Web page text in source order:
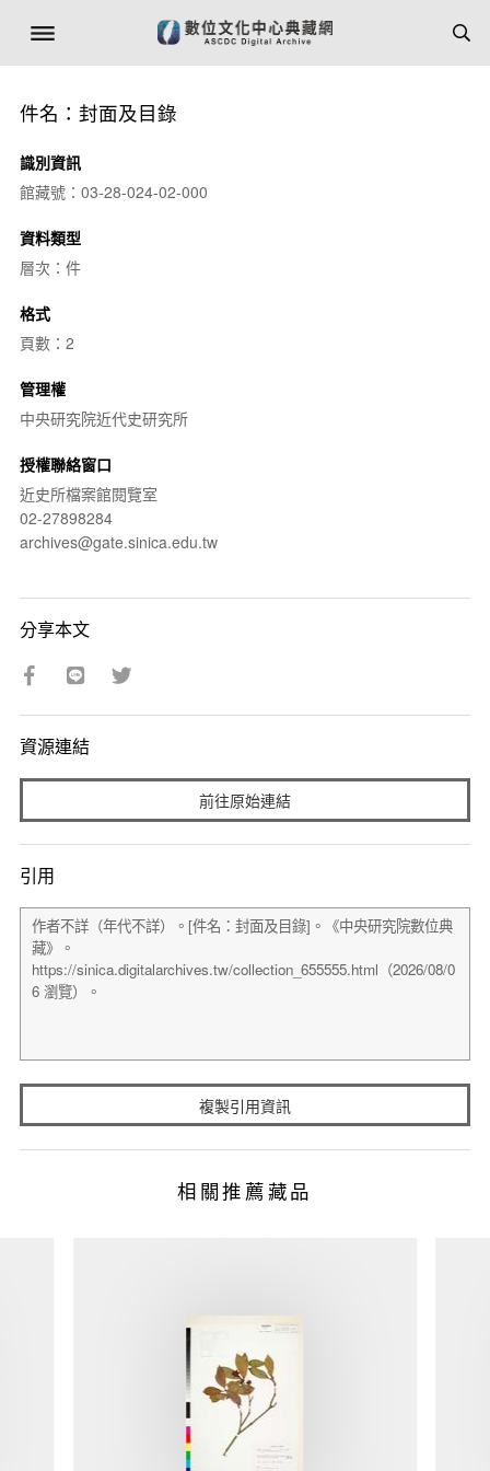
件名：封面及目錄
識別資訊
館藏號：03-28-024-02-000
資料類型
層次：件
格式
頁數：2
管理權
中央研究院近代史研究所
授權聯絡窗口
近史所檔案館閱覽室
02-27898284
archives@gate.sinica.edu.tw
分享本文
資源連結
前往原始連結
引用
複製引用資訊
相關推薦藏品